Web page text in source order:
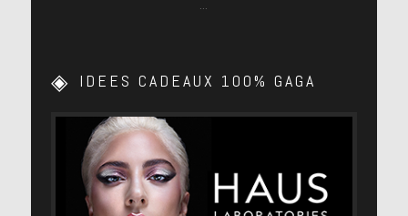
IDEES CADEAUX 100% GAGA